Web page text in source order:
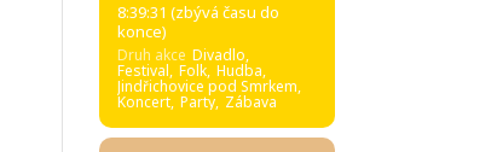
8:39:30 (zbývá času do
konce)
Druh akce Divadlo,
Festival, Folk, Hudba,
Jindřichovice pod Smrkem,
Koncert, Party, Zábava